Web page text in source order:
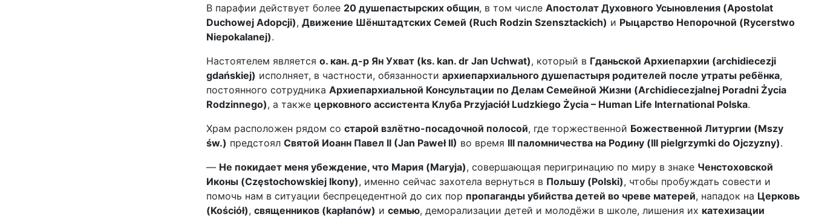
В парафии действует более 20 душепастырских общин, в том числе Апостолат Духовного Усыновления (Apostolat
Duchowej Adopcji), Движение Шёнштадтских Семей (Ruch Rodzin Szensztackich) и Рыцарство Непорочной (Rycerstwo
Niepokalanej).
Настоятелем является о. кан. д-р Ян Ухват (ks. kan. dr Jan Uchwat), который в Гданьской Архиепархии (archidiecezji
gdańskiej) исполняет, в частности, обязанности архиепархиального душепастыря родителей после утраты ребёнка,
постоянного сотрудника Архиепархиальной Консультации по Делам Семейной Жизни (Archidiecezjalnej Poradni Życia
Rodzinnego), а также церковного ассистента Клуба Przyjaciół Ludzkiego Życia – Human Life International Polska.
Храм расположен рядом со старой взлётно-посадочной полосой, где торжественной Божественной Литургии (Mszy
św.) предстоял Святой Иоанн Павел II (Jan Paweł II) во время III паломничества на Родину (III pielgrzymki do Ojczyzny).
— Не покидает меня убеждение, что Мария (Maryja), совершающая перигринацию по миру в знаке Ченстоховской
Иконы (Częstochowskiej Ikony), именно сейчас захотела вернуться в Польшу (Polski), чтобы пробуждать совести и
помочь нам в ситуации беспрецедентной до сих пор пропаганды убийства детей во чреве матерей, нападок на Церковь
(Kościół), священников (kapłanów) и семью, деморализации детей и молодёжи в школе, лишения их катехизации